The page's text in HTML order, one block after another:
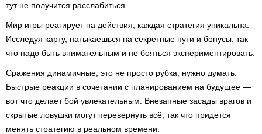
тут не получится расслабиться.
Мир игры реагирует на действия, каждая стратегия уникальна.
Исследуя карту, натыкаешься на секретные пути и бонусы, так
что надо быть внимательным и не бояться экспериментировать.
Сражения динамичные, это не просто рубка, нужно думать.
Быстрые реакции в сочетании с планированием на будущее —
вот что делает бой увлекательным. Внезапные засады врагов и
скрытые ловушки могут перевернуть всё, так что придется
менять стратегию в реальном времени.